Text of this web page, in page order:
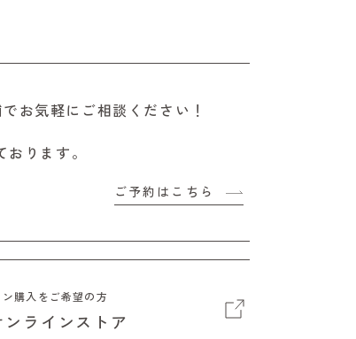
お気軽にご相談ください！
ります。
ご予約はこちら
購入をご希望の方
ラインストア